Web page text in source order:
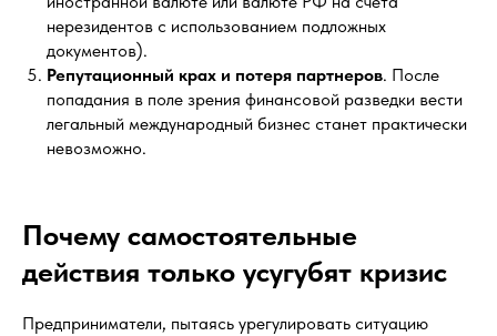
нерезидентов с использованием подложных
документов).
Репутационный крах и потеря партнеров. После
попадания в поле зрения финансовой разведки вести
легальный международный бизнес станет практически
невозможно.
Почему самостоятельные
действия только усугубят кризис
Предприниматели, пытаясь урегулировать ситуацию